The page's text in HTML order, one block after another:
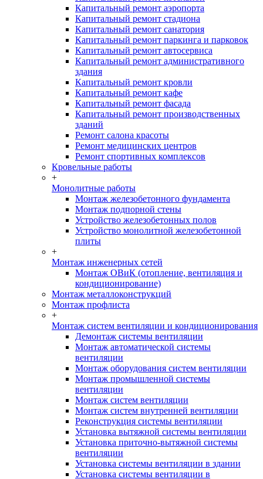
Капитальный ремонт аэропорта
Капитальный ремонт стадиона
Капитальный ремонт санатория
Капитальный ремонт паркинга и парковок
Капитальный ремонт автосервиса
Капитальный ремонт административного
здания
Капитальный ремонт кровли
Капитальный ремонт кафе
Капитальный ремонт фасада
Капитальный ремонт производственных
зданий
Ремонт салона красоты
Ремонт медицинских центров
Ремонт спортивных комплексов
Кровельные работы
+
Монолитные работы
Монтаж железобетонного фундамента
Монтаж подпорной стены
Устройство железобетонных полов
Устройство монолитной железобетонной
плиты
+
Монтаж инженерных сетей
Монтаж ОВиК (отопление, вентиляция и
кондиционирование)
Монтаж металлоконструкций
Монтаж профлиста
+
Монтаж систем вентиляции и кондиционирования
Демонтаж системы вентиляции
Монтаж автоматической системы
вентиляции
Монтаж оборудования систем вентиляции
Монтаж промышленной системы
вентиляции
Монтаж систем вентиляции
Монтаж систем внутренней вентиляции
Реконструкция системы вентиляции
Установка вытяжной системы вентиляции
Установка приточно-вытяжной системы
вентиляции
Установка системы вентиляции в здании
Установка системы вентиляции в